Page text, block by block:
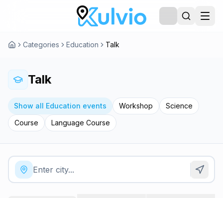
Categories Education Talk
Talk
Show all Education events Workshop
Science
Course
Language Course